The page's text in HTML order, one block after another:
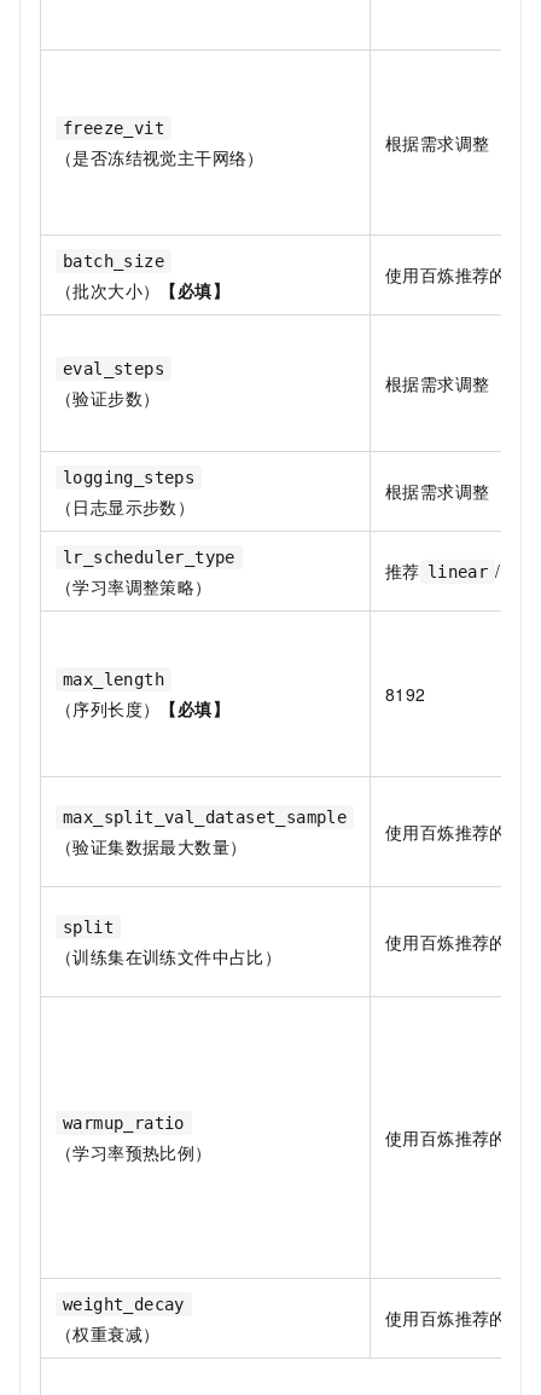
freeze_vit
（是否冻结视觉主干网络）
根据需求调整
batch_size
（批次大小） 【必填】
使用百炼推荐的默
eval_steps
（验证步数）
根据需求调整
logging_steps
（日志显示步数）
根据需求调整
lr_scheduler_type
（学习率调整策略）
推荐 linear /
max_length
（序列长度） 【必填】
8192
max_split_val_dataset_sample
（验证集数据最大数量）
使用百炼推荐的默
split
（训练集在训练文件中占比）
使用百炼推荐的默
warmup_ratio
（学习率预热比例）
使用百炼推荐的默
weight_decay
（权重衰减）
使用百炼推荐的默